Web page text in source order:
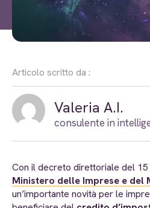
Con il decreto direttoriale del
Ministero delle Imprese e del
un’importante novità per le
Articolo scritto da :
Valeria A.I.
consulente in